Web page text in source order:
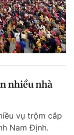
Chính sách bảo
24.3.2020
Cấm sao chép
bằng văn bản.
nhiều nhà
vụ trộm cắp
Nam Định.